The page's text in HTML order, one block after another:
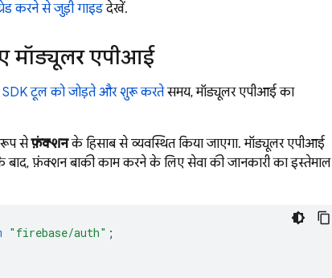
करने से जुड़ी गाइडदेखें.
मॉड्यूलर एपीआई
SDK टूल को जोड़ते और शुरू करतेसमय, मॉड्यूलर एपीआई का
रूप सेफ़ंक्शनके हिसाब से व्यवस्थित किया जाएगा. मॉड्यूलर एपीआई
फ़ंक्शन बाकी काम करने के लिए सेवा की जानकारी का इस्तेमाल
"firebase/auth" ;